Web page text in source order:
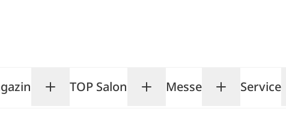
Toggle Magazin submenu
TOP Salon Toggle TOP Salon
Messe ToggleService